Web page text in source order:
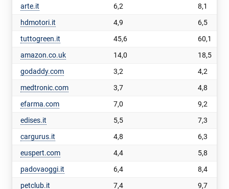
arte.it
6,2
8,1
hdmotori.it
4,9
6,5
tuttogreen.it
45,6
60,1
amazon.co.uk
14,0
18,5
godaddy.com
3,2
4,2
medtronic.com
3,7
4,8
efarma.com
7,0
9,2
edises.it
5,5
7,3
cargurus.it
4,8
6,3
euspert.com
4,4
5,8
padovaoggi.it
6,4
8,4
petclub.it
7,4
9,7